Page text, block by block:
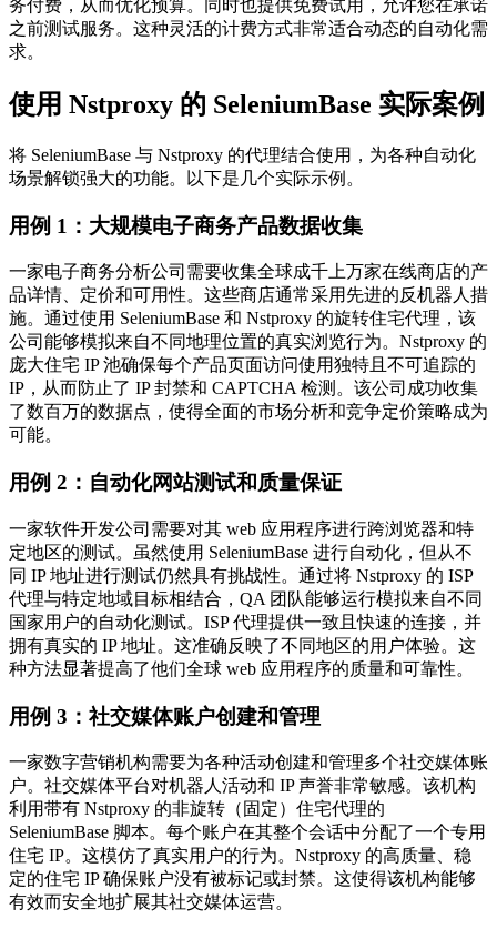
务付费，从而优化预算。同时也提供免费试用，允许您在承诺
之前测试服务。这种灵活的计费方式非常适合动态的自动化需
求。
使用 Nstproxy 的 SeleniumBase 实际案例
将 SeleniumBase 与 Nstproxy 的代理结合使用，为各种自动化
场景解锁强大的功能。以下是几个实际示例。
用例 1：大规模电子商务产品数据收集
一家电子商务分析公司需要收集全球成千上万家在线商店的产
品详情、定价和可用性。这些商店通常采用先进的反机器人措
施。通过使用 SeleniumBase 和 Nstproxy 的旋转住宅代理，该
公司能够模拟来自不同地理位置的真实浏览行为。Nstproxy 的
庞大住宅 IP 池确保每个产品页面访问使用独特且不可追踪的
IP，从而防止了 IP 封禁和 CAPTCHA 检测。该公司成功收集
了数百万的数据点，使得全面的市场分析和竞争定价策略成为
可能。
用例 2：自动化网站测试和质量保证
一家软件开发公司需要对其 web 应用程序进行跨浏览器和特
定地区的测试。虽然使用 SeleniumBase 进行自动化，但从不
同 IP 地址进行测试仍然具有挑战性。通过将 Nstproxy 的 ISP
代理与特定地域目标相结合，QA 团队能够运行模拟来自不同
国家用户的自动化测试。ISP 代理提供一致且快速的连接，并
拥有真实的 IP 地址。这准确反映了不同地区的用户体验。这
种方法显著提高了他们全球 web 应用程序的质量和可靠性。
用例 3：社交媒体账户创建和管理
一家数字营销机构需要为各种活动创建和管理多个社交媒体账
户。社交媒体平台对机器人活动和 IP 声誉非常敏感。该机构
利用带有 Nstproxy 的非旋转（固定）住宅代理的
SeleniumBase 脚本。每个账户在其整个会话中分配了一个专用
住宅 IP。这模仿了真实用户的行为。Nstproxy 的高质量、稳
定的住宅 IP 确保账户没有被标记或封禁。这使得该机构能够
有效而安全地扩展其社交媒体运营。